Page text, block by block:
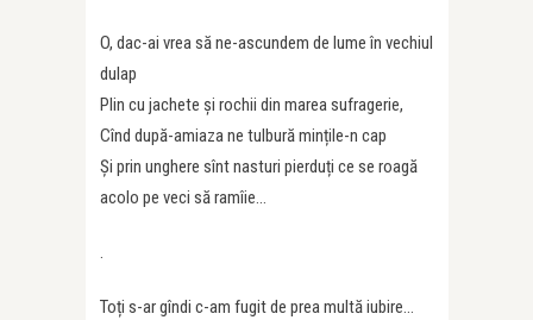
O, dac-ai vrea să ne-ascundem de lume în vechiul
dulap
Plin cu jachete și rochii din marea sufragerie,
Cînd după-amiaza ne tulbură mințile-n cap
Și prin unghere sînt nasturi pierduți ce se roagă
acolo pe veci să ramîie…
.
Toți s-ar gîndi c-am fugit de prea multă iubire…